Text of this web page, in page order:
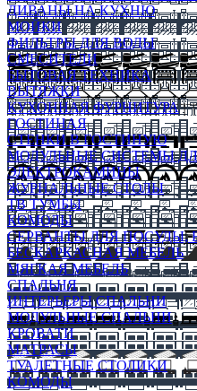
ДИВАНЫ НА КУХНЮ
МОЙКИ
ФИЛЬТРЫ ДЛЯ ВОДЫ
СМЕСИТЕЛИ
БЫТОВАЯ ТЕХНИКА
ВЫТЯЖКИ
КУХОННАЯ ФУРНИТУРА
ГОСТИНАЯ
СТЕНКИ В ГОСТИНУЮ
МОДУЛЬНЫЕ СИСТЕМЫ
ЭЛЕКТРОКАМИНЫ
ЖУРНАЛЬНЫЕ СТОЛЫ
ТВ ТУМБЫ
КОМОДЫ
СЕРВАНТЫ ДЛЯ
БЕСКАРКАСНАЯ МЕБЕЛЬ
МЯГКАЯ МЕБЕЛЬ
СПАЛЬНЯ
ИНТЕРЬЕРЫ СПАЛЬНИ
МОДУЛЬНЫЕ СПАЛЬНИ
КРОВАТИ
МАТРАСЫ
ТУАЛЕТНЫЕ СТОЛИКИ
КОМОДЫ